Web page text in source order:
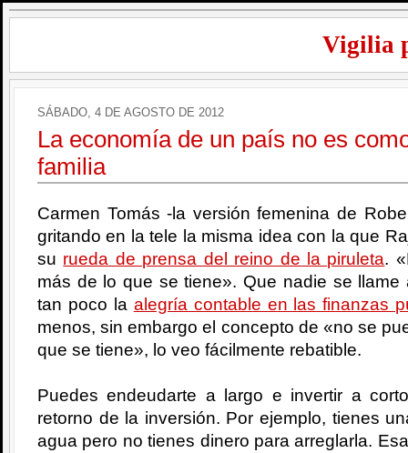
Vigilia
SÁBADO, 4 DE AGOSTO DE 2012
La economía de un país no es
familia
Carmen Tomás -la versión femenina de
gritando en la tele la misma idea con la que
su rueda de prensa del reino de la piruleta.
más de lo que se tiene». Que nadie se llame
tan poco la alegría contable en las finanzas
menos, sin embargo el concepto de «no se
que se tiene», lo veo fácilmente rebatible.
Puedes endeudarte a largo e invertir a
retorno de la inversión. Por ejemplo, tienes
agua pero no tienes dinero para arreglarla.